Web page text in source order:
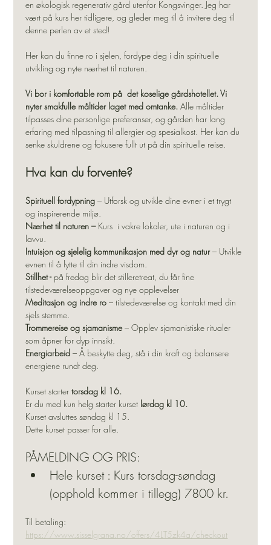
en økologisk regenerativ gård utenfor Kongsvinger. Jeg har
vært på kurs her tidligere, og gleder meg til å invitere deg til
denne perlen av et sted!
Her kan du finne ro i sjelen, fordype deg i din spirituelle
utvikling og nyte nærhet til naturen.
Vi bor i komfortable rom på  det koselige gårdshotellet. Vi
nyter smakfulle måltider laget med omtanke. Alle måltider
tilpasses dine personlige preferanser, og gården har lang
erfaring med tilpasning til allergier og spesialkost. Her kan du
senke skuldrene og fokusere fullt ut på din spirituelle reise.
Hva kan du forvente?
Spirituell fordypning – Utforsk og utvikle dine evner i et trygt
og inspirerende miljø.
Nærhet til naturen – Kurs  i vakre lokaler, ute i naturen og i
lavvu.
Intuisjon og sjelelig kommunikasjon med dyr og natur – Utvikle
evnen til å lytte til din indre visdom.
Stillhet - på fredag blir det stilleretreat, du får fine
tilstedeværelseoppgaver og nye opplevelser
Meditasjon og indre ro – tilstedeværelse og kontakt med din
sjels stemme.
Trommereise og sjamanisme – Opplev sjamanistiske ritualer
som åpner for dyp innsikt.
Energiarbeid – Å beskytte deg, stå i din kraft og balansere
energiene rundt deg.
Kurset starter torsdag kl 16.
Er du med kun helg starter kurset lørdag kl 10.
Kurset avsluttes søndag kl 15.
Dette kurset passer for alle.
PÅMELDING OG PRIS:
Hele kurset : Kurs torsdag-søndag
(opphold kommer i tillegg) 7800 kr.
Til betaling:
https://www.sisselgrana.no/offers/4LT5zk4a/checkout